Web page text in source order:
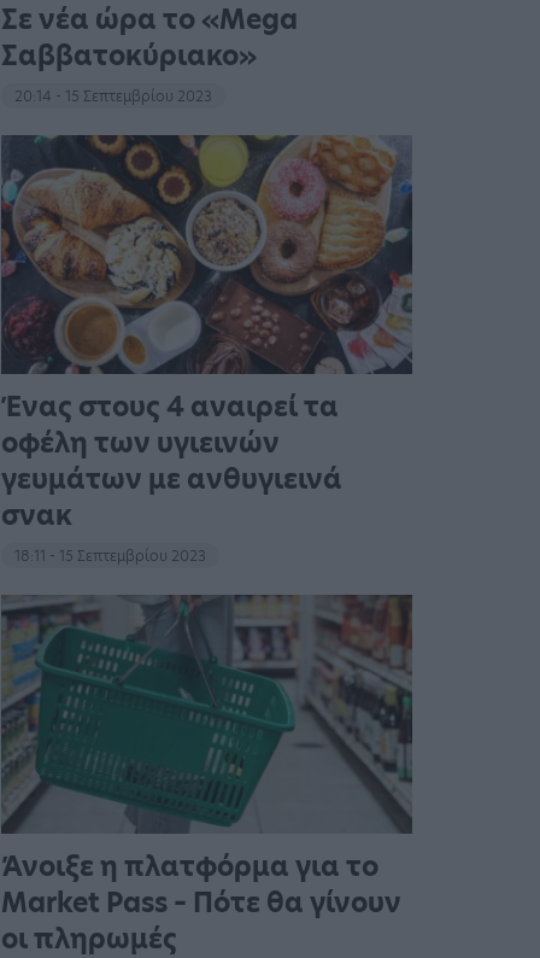
Σε νέα ώρα το «Mega
Σαββατοκύριακο»
20:14 - 15 Σεπτεμβρίου 2023
Ένας στους 4 αναιρεί τα
οφέλη των υγιεινών
γευμάτων με ανθυγιεινά
σνακ
18:11 - 15 Σεπτεμβρίου 2023
Άνοιξε η πλατφόρμα για το
Market Pass – Πότε θα γίνουν
οι πληρωμές